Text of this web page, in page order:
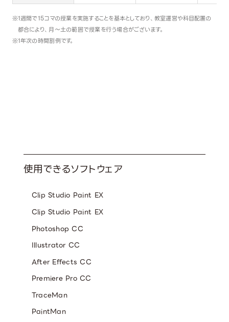
1週間で15コマの授業を実施することを基本としており、教室運営や科目配置の
都合により、月～土の範囲で授業を行う場合がございます。
1年次の時間割例です。
使用できるソフトウェア
Clip Studio Paint EX
Clip Studio Paint EX
Photoshop CC
Illustrator CC
After Effects CC
Premiere Pro CC
TraceMan
PaintMan